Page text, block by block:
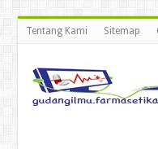
Tentang Kami Sitemap